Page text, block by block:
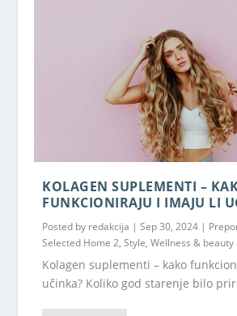
KOLAGEN SUPLEMENTI –
FUNKCIONIRAJU I IMAJU LI
Posted by redakcija |Sep 30, 2024 |
Selected Home 2,Style,Wellness & beauty
Kolagen suplementi – kako
učinka? Koliko god starenje bilo